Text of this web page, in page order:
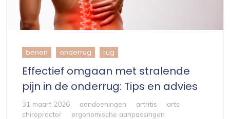
benen onderrug rug
Effectief omgaan met stralende
pijn in de onderrug: Tips en advies
31 maart 2026 aandoeningen artritis
arts
chiropractor
ergonomische aanpassingen